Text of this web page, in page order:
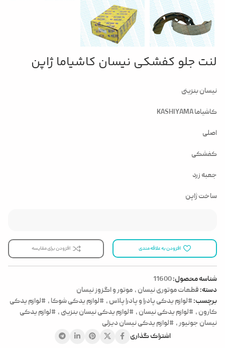
لنت جلو کفشکی نیسان کاشیاما ژاپن
نیسان بنزینی
کاشیاما KASHIYAMA
اصلی
کفشکی
جعبه زرد
ساخت ژاپن
افزودن به علاقه مندی افزودن برای مقایسه
شناسه محصول:11600
دسته: قطعات موتوری نیسان , موتور و اگزوز نیسان
برچسب:#لوازم یدکی پادرا و پادرا پلاس , #لوازم یدکی شوکا , #لوازم یدکی
کارون , #لوازم یدکی نیسان , #لوازم یدکی نیسان بنزینی , #لوازم یدکی
نیسان جونیور, #لوازم یدکی نیسان دیزلی
اشتراک گذاری